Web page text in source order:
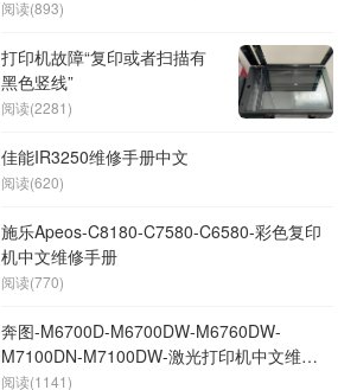
阅读(893)
打印机故障“复印或者扫描有
黑色竖线”
阅读(2281)
佳能IR3250维修手册中文
阅读(620)
施乐Apeos-C8180-C7580-C6580-彩色复印
机中文维修手册
阅读(770)
奔图-M6700D-M6700DW-M6760DW-
M7100DN-M7100DW-激光打印机中文维修
手册
阅读(1141)